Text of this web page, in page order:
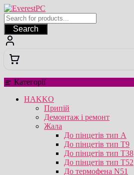
Перейти
до
вмісту
Search
Категорії
HAKKO
Припій
Демонтаж і ремонт
Жала
До пінцетів тип А
До пінцетів тип T9
До пінцетів тип T38
До пінцетів тип T52
До термофена N51